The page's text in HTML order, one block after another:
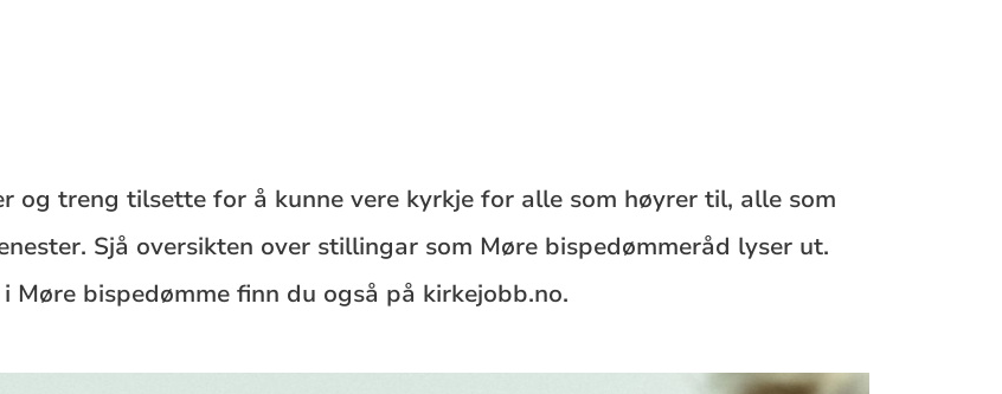
og treng tilsette for å kunne vere kyrkje for alle som høyrer til, alle som
Sjå oversikten over stillingar som Møre bispedømmeråd lyser ut.
bispedømme finn du også på kirkejobb.no.